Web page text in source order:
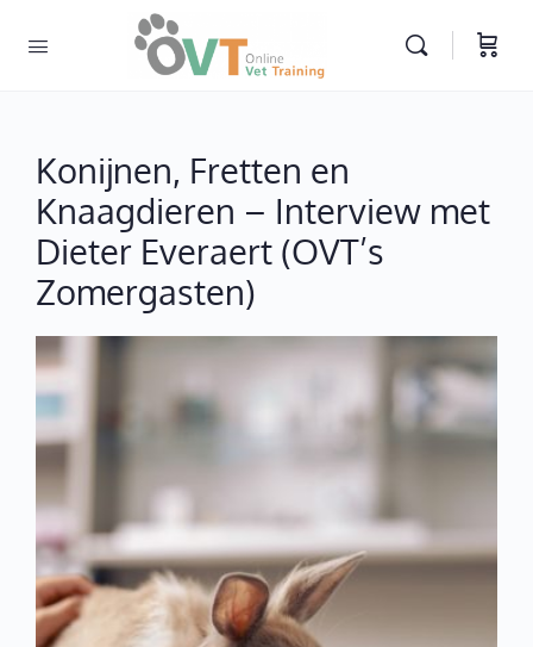
Konijnen, Fretten en
Knaagdieren – Interview met
Dieter Everaert (OVT’s
Zomergasten)